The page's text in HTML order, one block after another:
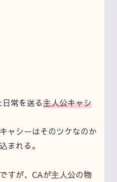
常を送る主人公キャシ
ャシーはそのツケなのか
まれる。
すが、CAが主人公の物